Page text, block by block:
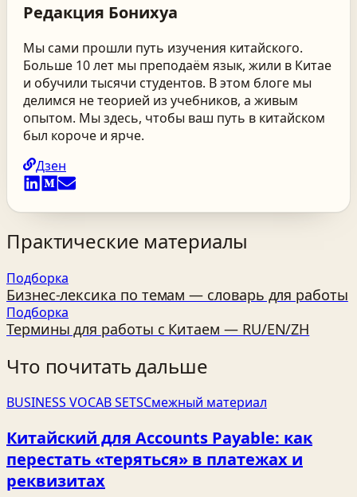
Редакция Бонихуа
Мы сами прошли путь изучения китайского.
Больше 10 лет мы преподаём язык, жили в Китае
и обучили тысячи студентов. В этом блоге мы
делимся не теорией из учебников, а живым
опытом. Мы здесь, чтобы ваш путь в китайском
был короче и ярче.
Дзен
Практические материалы
Подборка
Бизнес‑лексика по темам — словарь для работы
Подборка
Термины для работы с Китаем — RU/EN/ZH
Что почитать дальше
BUSINESS VOCAB SETSСмежный материал
Китайский для Accounts Payable: как
перестать «теряться» в платежах и
реквизитах